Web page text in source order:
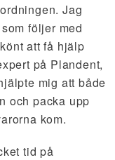
Jag
följer med
att få hjälp
på Plandent,
mig att både
och packa upp
kom.
tid på